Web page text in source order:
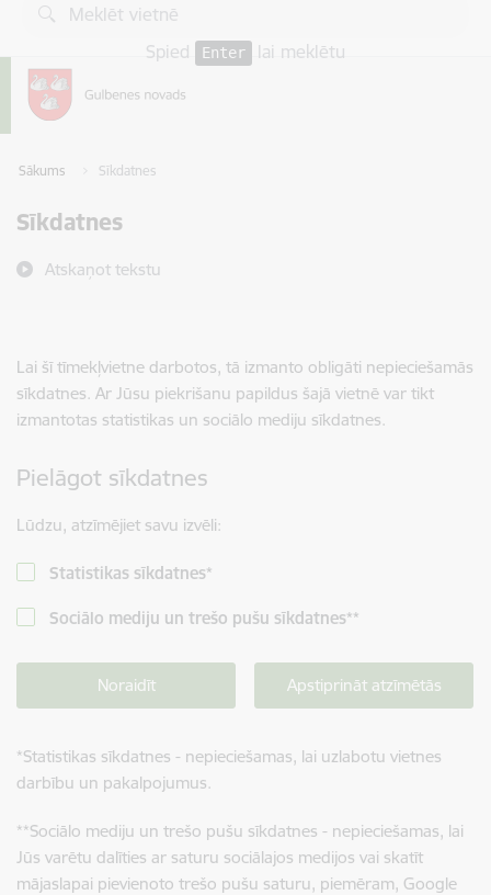
Pāriet uz lapas saturu
Spied
Enter lai meklētu
Sākums Sīkdatnes
Sīkdatnes
Atskaņot tekstu
Lai šī tīmekļvietne darbotos, tā izmanto obligāti nepieciešamās
sīkdatnes. Ar Jūsu piekrišanu papildus šajā vietnē var tikt
izmantotas statistikas un sociālo mediju sīkdatnes.
Pielāgot sīkdatnes
Lūdzu, atzīmējiet savu izvēli:
Statistikas sīkdatnes*
Sociālo mediju un trešo pušu sīkdatnes**
Noraidīt Apstiprināt atzīmētās
*Statistikas sīkdatnes - nepieciešamas, lai uzlabotu vietnes
darbību un pakalpojumus.
**Sociālo mediju un trešo pušu sīkdatnes - nepieciešamas, lai
Jūs varētu dalīties ar saturu sociālajos medijos vai skatīt
mājaslapai pievienoto trešo pušu saturu, piemēram, Google